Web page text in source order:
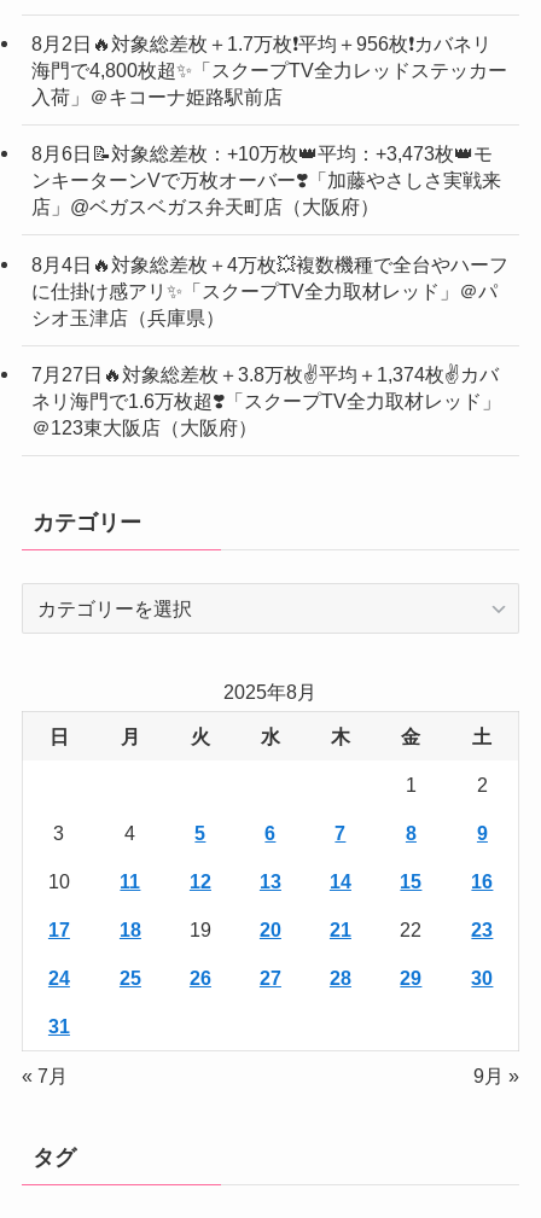
8月2日🔥対象総差枚＋1.7万枚❗️平均＋956枚❗️カバネリ
海門で4,800枚超✨「スクープTV全力レッドステッカー
入荷」＠キコーナ姫路駅前店
8月6日📝対象総差枚：+10万枚👑平均：+3,473枚👑モ
ンキーターンVで万枚オーバー❣️「加藤やさしさ実戦来
店」@ベガスベガス弁天町店（大阪府）
8月4日🔥対象総差枚＋4万枚💥複数機種で全台やハーフ
に仕掛け感アリ✨「スクープTV全力取材レッド」＠パ
シオ玉津店（兵庫県）
7月27日🔥対象総差枚＋3.8万枚✌️平均＋1,374枚✌️カバ
ネリ海門で1.6万枚超❣️「スクープTV全力取材レッド」
＠123東大阪店（大阪府）
カテゴリー
ー
2025年8月
日 月 火 水 木 金 土
1 2
3 4 5 6 7 8 9
10 11 12 13 14 15 16
17 18 19 20 21 22 23
24 25 26 27 28 29 30
31
« 7月 9月 »
タグ